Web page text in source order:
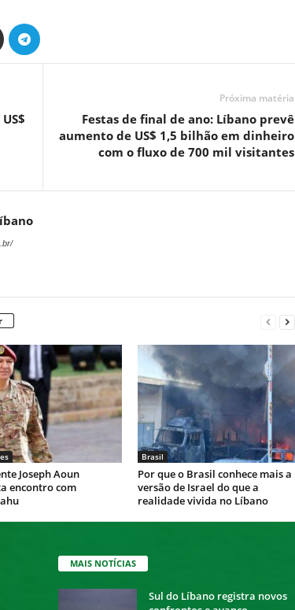
Próxima matéria
Festas de final de ano: Líbano prevê
aumento de US$ 1,5 bilhão em dinheiro
com o fluxo de 700 mil visitantes
Joseph Aoun
encontro com
Brasil
Por que o Brasil conhece mais a
versão de Israel do que a
realidade vivida no Líbano
MAIS NOTÍCIAS
Sul do Líbano registra novos